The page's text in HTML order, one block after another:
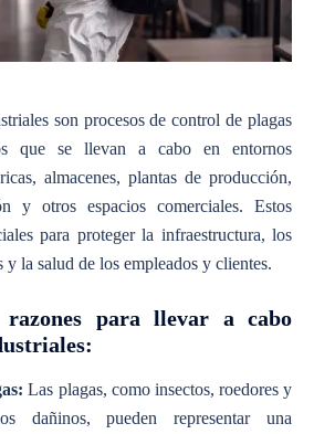
son procesos de control de plagas
que se llevan a cabo en entornos
almacenes, plantas de producción,
y otros espacios comerciales. Estos
para proteger la infraestructura, los
y la salud de los empleados y clientes.
razones para llevar a cabo
Las plagas, como insectos, roedores y
dañinos, pueden representar una